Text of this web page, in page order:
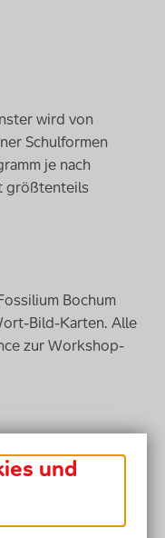
wird von
Schulformen
je nach
größtenteils
Bochum
Bild-Karten. Alle
zur Workshop-
ist barrierefrei
erlebbare,
ein
für
und